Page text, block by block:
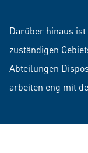
Darüber hinaus
zuständigen
Abteilungen
arbeiten eng mit